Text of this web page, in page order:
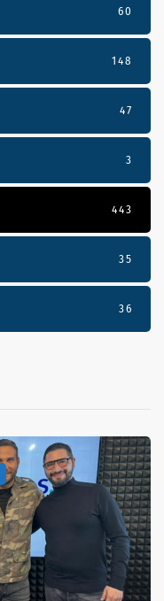
60
148
47
3
443
35
36